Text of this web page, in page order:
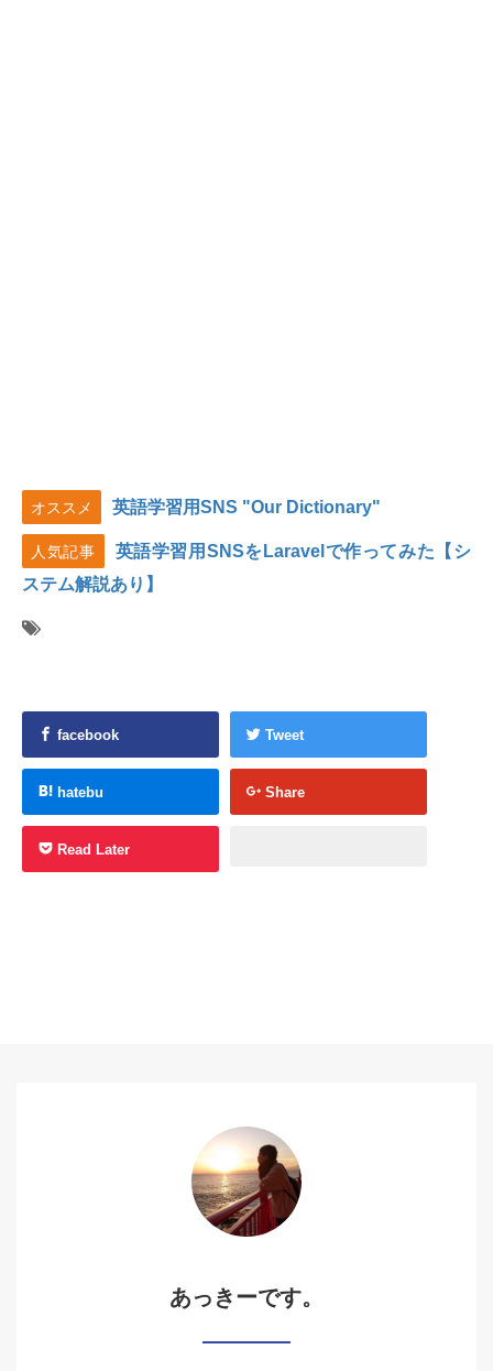
オススメ 英語学習用SNS "Our Dictionary"
人気記事
英語学習用SNSをLaravelで作ってみた【シ
ステム解説あり】
facebook Tweet
hatebu Share
Read Later
あっきーです。